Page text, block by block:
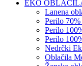
EKO
Lanena
Perilo
Perilo
Perilo
Nedrčki
Oblačila